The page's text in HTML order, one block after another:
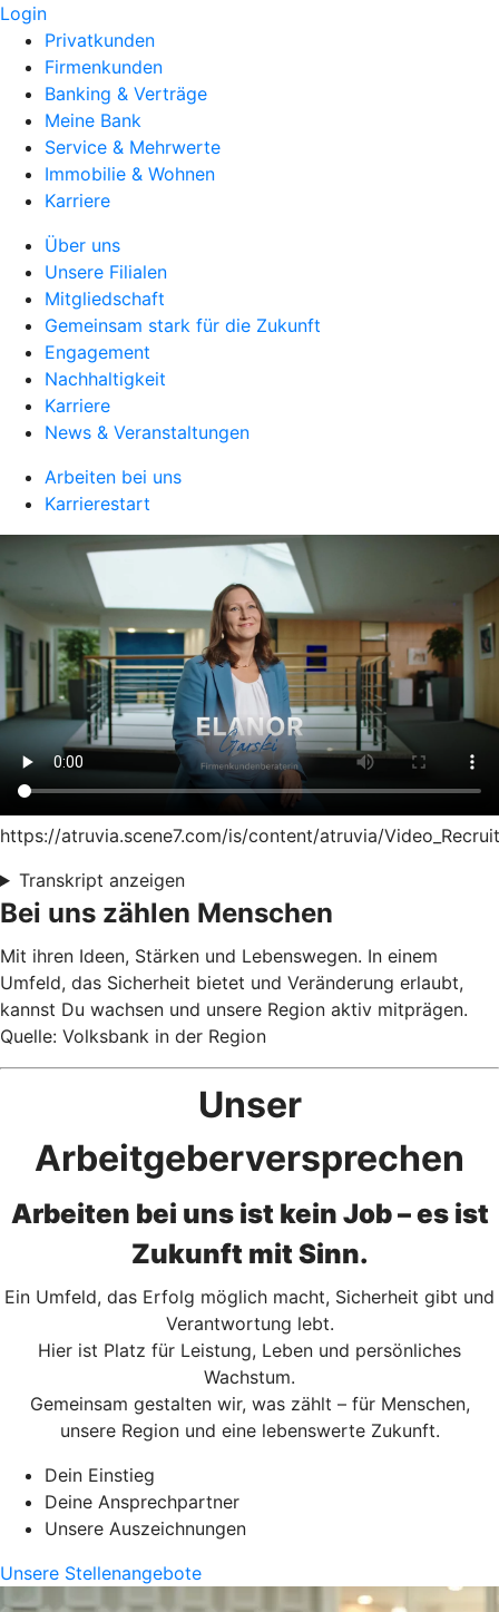
Login
Privatkunden
Firmenkunden
Banking & Verträge
Meine Bank
Service & Mehrwerte
Immobilie & Wohnen
Karriere
Über uns
Unsere Filialen
Mitgliedschaft
Gemeinsam stark für die Zukunft
Engagement
Nachhaltigkeit
Karriere
News & Veranstaltungen
Arbeiten bei uns
Karrierestart
https://atruvia.scene7.com/is/content/atruvia/
Transkript anzeigen
Bei uns zählen Menschen
Mit ihren Ideen, Stärken und Lebenswegen. In einem
Umfeld, das Sicherheit bietet und Veränderung erlaubt,
kannst Du wachsen und unsere Region aktiv mitprägen.
Quelle: Volksbank in der Region
Unser
Arbeitgeberversprechen
Arbeiten bei uns ist kein Job – es ist
Zukunft mit Sinn.
Ein Umfeld, das Erfolg möglich macht, Sicherheit gibt und
Verantwortung lebt.
Hier ist Platz für Leistung, Leben und persönliches
Wachstum.
Gemeinsam gestalten wir, was zählt – für Menschen,
unsere Region und eine lebenswerte Zukunft.
Dein Einstieg
Deine Ansprechpartner
Unsere Auszeichnungen
Unsere Stellenangebote